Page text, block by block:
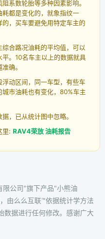
系数轮胎等多种因素影响。
都是变化的，就象指纹一
，买车要避免用特定车主的
合路况油耗的平均值，可以
。10名车主以上的数据就具
确。
动区间，同一车型，有些车
市油耗也有变化，80%车主
，已从统计图中忽略。
里: RAV4荣放 油耗报告
限公司"旗下产品"小熊油
由么么互联™依据统计学方法
数据进行任何修改。感谢广大